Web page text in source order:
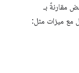
مقارنةً بـ